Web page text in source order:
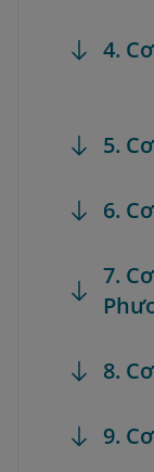
4.
5.
6.
7.
8.
9.